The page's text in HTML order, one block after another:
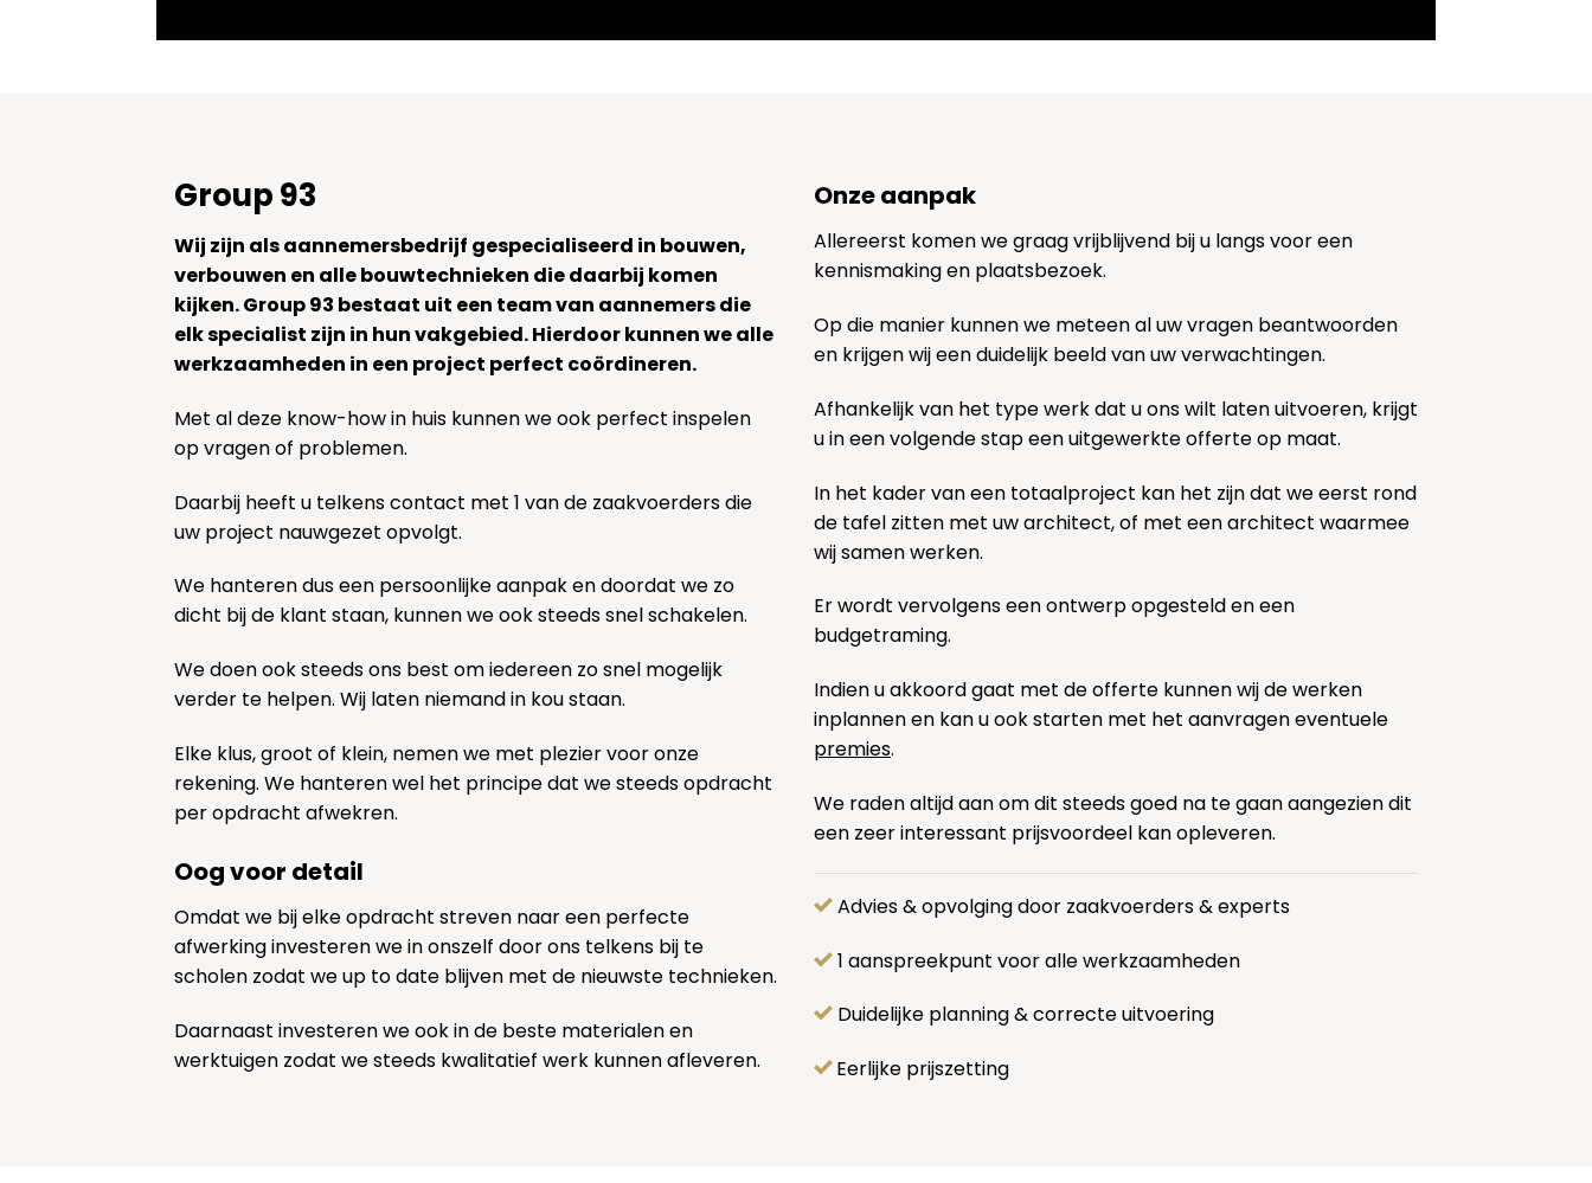
Group 93
Wij zijn als aannemersbedrijf gespecialiseerd in bouwen,
verbouwen en alle bouwtechnieken die daarbij komen
kijken. Group 93 bestaat uit een team van aannemers die
elk specialist zijn in hun vakgebied. Hierdoor kunnen we alle
werkzaamheden in een project perfect coördineren.
Met al deze know-how in huis kunnen we ook perfect inspelen
op vragen of problemen.
Daarbij heeft u telkens contact met 1 van de zaakvoerders die
uw project nauwgezet opvolgt.
We hanteren dus een persoonlijke aanpak en doordat we zo
dicht bij de klant staan, kunnen we ook steeds snel schakelen.
We doen ook steeds ons best om iedereen zo snel mogelijk
verder te helpen. Wij laten niemand in kou staan.
Elke klus, groot of klein, nemen we met plezier voor onze
rekening. We hanteren wel het principe dat we steeds opdracht
per opdracht afwekren.
Oog voor detail
Omdat we bij elke opdracht streven naar een perfecte
afwerking investeren we in onszelf door ons telkens bij te
scholen zodat we up to date blijven met de nieuwste technieken.
Daarnaast investeren we ook in de beste materialen en
werktuigen zodat we steeds kwalitatief werk kunnen afleveren.
Onze aanpak
Allereerst komen we graag vrijblijvend bij u langs voor een
kennismaking en plaatsbezoek.
Op die manier kunnen we meteen al uw vragen beantwoorden
en krijgen wij een duidelijk beeld van uw verwachtingen.
Afhankelijk van het type werk dat u ons wilt laten uitvoeren, krijgt
u in een volgende stap een uitgewerkte offerte op maat.
In het kader van een totaalproject kan het zijn dat we eerst rond
de tafel zitten met uw architect, of met een architect waarmee
wij samen werken.
Er wordt vervolgens een ontwerp opgesteld en een
budgetraming.
Indien u akkoord gaat met de offerte kunnen wij de werken
inplannen en kan u ook starten met het aanvragen eventuele
premies.
We raden altijd aan om dit steeds goed na te gaan aangezien dit
een zeer interessant prijsvoordeel kan opleveren.
Advies & opvolging door zaakvoerders & experts
1 aanspreekpunt voor alle werkzaamheden
Duidelijke planning & correcte uitvoering
Eerlijke prijszetting